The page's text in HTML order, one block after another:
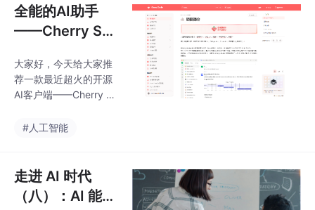
怎么做” 到 “让机器从经
验中
它并不知道今天是几
号，也没有联网查询任
何实时气象数据。这个
从何而来？它真的 "理
解" 了你的问题吗？它
真的 "知道" 天气是什么
的核心问题。大语言模
了普通人的生活。但也
全能的AI助手
——Cherry Stu
明
大家好，今天给大家推
荐一款最近超火的开源
AI客户端——Cherry St
主流大模型平台，界面
再也不用在ChatGPT、
豆包、DeepSeek等多
个网页之间来回切换
#人工智能
走进 AI 时代
（八）：AI 能力